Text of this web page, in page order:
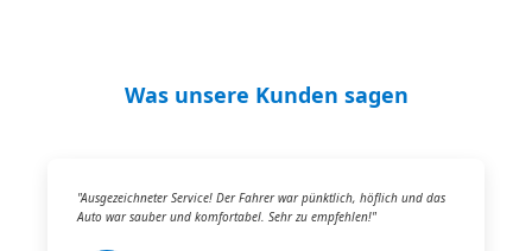
Was unsere Kunden sagen
"Ausgezeichneter Service! Der Fahrer war pünktlich, höflich und das
Auto war sauber und komfortabel. Sehr zu empfehlen!"